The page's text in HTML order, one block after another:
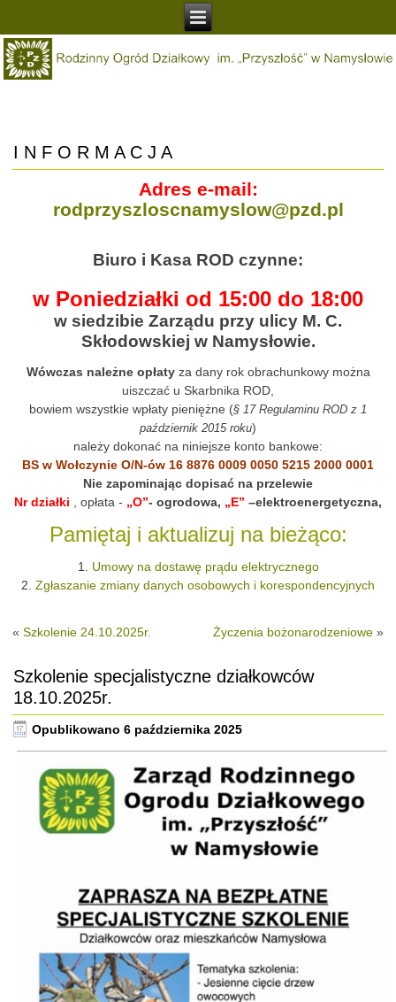
I N F O R M A C J A
Adres e-mail:
rodprzyszloscnamyslow@pzd.pl
Biuro i Kasa ROD czynne:
w Poniedziałki od 15:00 do 18:00
w siedzibie Zarządu przy ulicy M. C.
Skłodowskiej w Namysłowie.
Wówczas należne opłatyza dany rok obrachunkowy można
uiszczać u Skarbnika ROD,
bowiem wszystkie wpłaty pieniężne (§ 17 Regulaminu ROD z 1
październik 2015 roku)
należy dokonać na niniejsze konto bankowe:
BS w Wołczynie O/N-ów 16 8876 0009 0050 5215 2000 0001
Nie zapominając dopisać na przelewie
Nr działki , opłata - „O”- ogrodowa, „E” –elektroenergetyczna,
Pamiętaj i aktualizuj na bieżąco:
1. Umowy na dostawę prądu elektrycznego
2. Zgłaszanie zmiany danych osobowych i korespondencyjnych
«Szkolenie 24.10.2025r. Życzenia bożonarodzeniowe»
Szkolenie specjalistyczne działkowców
18.10.2025r.
Opublikowano 6 października 2025